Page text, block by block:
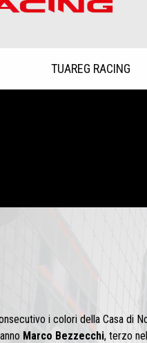
TUAREG RACING
i colori della Casa di
Marco Bezzecchi, terzo nel